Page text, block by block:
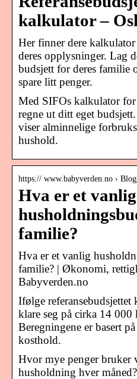
kalkulator –
Her finner dere
deres opplysninger. Lag
budsjett for deres familie
spare litt penger.
Med SIFOs kalkulator
regne ut ditt eget
viser alminnelige
hushold.
https:// www.babyverden.no ›
Hva er et vanlig
familie?
Hva er et vanlig
familie? | Økonomi,
Babyverden.no
Ifølge referansebudsjettet
klare seg på cirka 14 000
Beregningene er basert
kosthold.
Hvor mye penger bruker
husholdning hver måned?